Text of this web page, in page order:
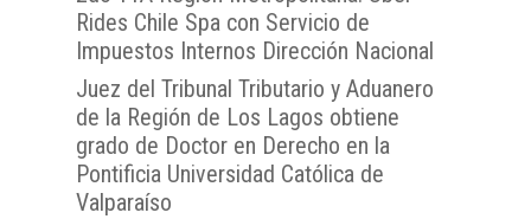
Rides Chile Spa con Servicio de
Impuestos Internos Dirección Nacional
Juez del Tribunal Tributario y Aduanero
de la Región de Los Lagos obtiene
grado de Doctor en Derecho en la
Pontificia Universidad Católica de
Valparaíso